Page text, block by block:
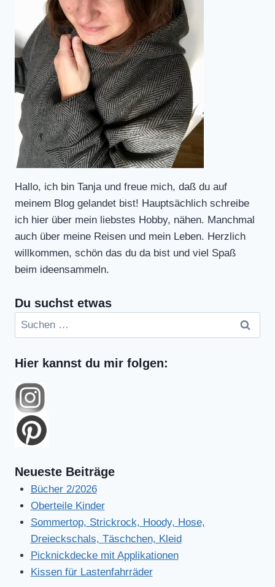
Hallo, ich bin Tanja und freue mich, daß du auf
meinem Blog gelandet bist! Hauptsächlich schreibe
ich hier über mein liebstes Hobby, nähen. Manchmal
auch über meine Reisen und mein Leben. Herzlich
willkommen, schön das du da bist und viel Spaß
beim ideensammeln.
Du suchst etwas
Suchen
nach:
Hier kannst du mir folgen:
Neueste Beiträge
Bücher 2/2026
Oberteile Kinder
Sommertop, Strickrock, Hoody, Hose,
Dreieckschals, Täschchen, Kleid
Picknickdecke mit Applikationen
Kissen für Lastenfahrräder